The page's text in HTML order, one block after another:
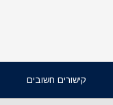
קישורים חשובים